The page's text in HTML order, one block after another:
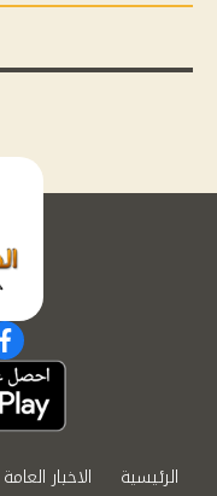
الرئيسية الاخبار العامة